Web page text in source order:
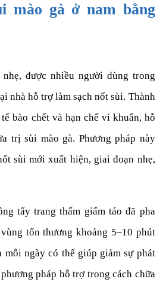
mào gà ở nam bằng
được nhiều người dùng trong
nhà hỗ trợ làm sạch nốt sùi. Thành
bào chết và hạn chế vi khuẩn, hỗ
trị sùi mào gà. Phương pháp này
sùi mới xuất hiện, giai đoạn nhẹ,
tẩy trang thấm giấm táo đã pha
tổn thương khoảng 5–10 phút
mỗi ngày có thể giúp giảm sự phát
pháp hỗ trợ trong cách chữa